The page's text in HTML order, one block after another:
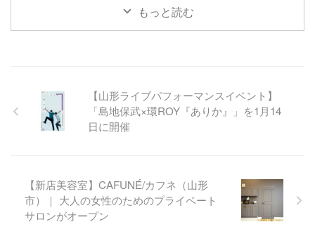
もっと読む
【山形ライブパフォーマンスイベント】
「島地保武×環ROY『ありか』」を1月14
日に開催
【新店美容室】CAFUNÉ/カフネ（山形
市）｜ 大人の女性のためのプライベート
サロンがオープン